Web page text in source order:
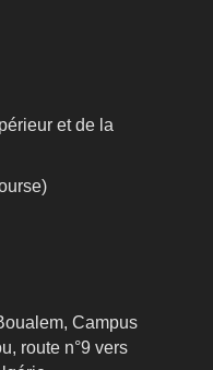
et de la
Campus
route n°9 vers